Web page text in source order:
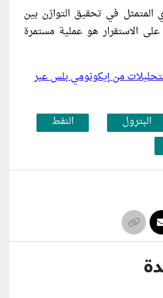
المتمثل في تحقيق التوازن بين
الاستقرار هو عملية مستمرة
من إيكونومي بلس عبر
البترول
النفط